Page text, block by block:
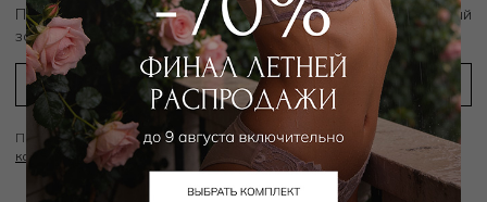
Подпишитесь на рассылку и получитескидку 10% на первый
заказ
Подписываясь на рассылку вы соглашаетесь с условиями
Политики
конфиденциальности